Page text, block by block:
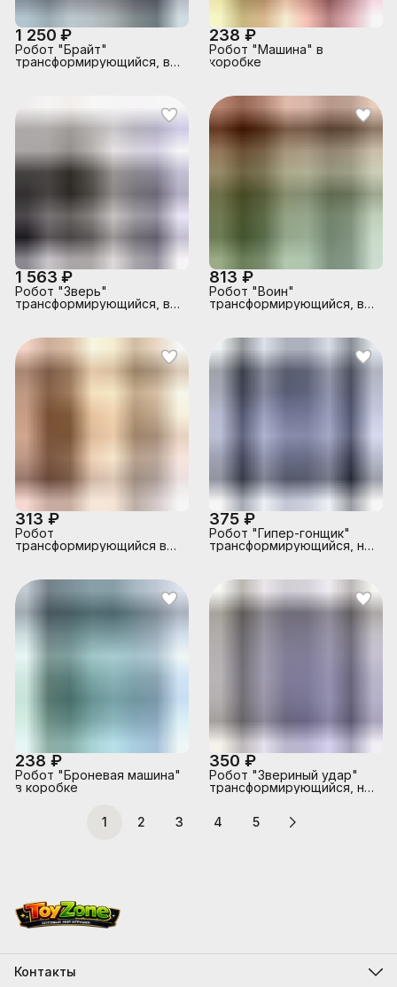
1 250 ₽
Робот "Брайт"
трансформирующийся, в
238 ₽
Робот "Машина" в
коробке
1 563 ₽
Робот "Зверь"
трансформирующийся, в
813 ₽
Робот "Воин"
трансформирующийся, в
313 ₽
Робот
трансформирующийся в
375 ₽
Робот "Гипер-гонщик"
трансформирующийся, на
238 ₽
Робот "Броневая машина"
в коробке
350 ₽
Робот "Звериный удар"
трансформирующийся, на
1
2 3 4 5
Контакты